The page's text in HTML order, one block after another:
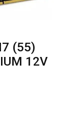
(55)
12V